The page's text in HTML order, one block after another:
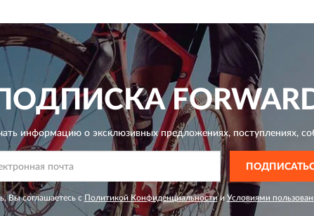
информацию о эксклюзивных предложениях,поступлениях,
Вы соглашаетесь с Политикой Конфиденциальности и Условиями